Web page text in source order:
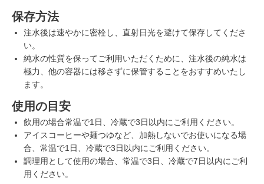
保存方法
注水後は速やかに密栓し、直射日光を避けて保存してくださ
い。
純水の性質を保ってご利用いただくために、注水後の純水は
極力、他の容器には移さずに保管することをおすすめいたし
ます。
使用の目安
飲用の場合常温で1日、冷蔵で3日以内にご利用ください。
アイスコーヒーや麺つゆなど、加熱しないでお使いになる場
合、常温で1日、冷蔵で3日以内にご利用ください。
調理用として使用の場合、常温で3日、冷蔵で7日以内にご利
用ください。